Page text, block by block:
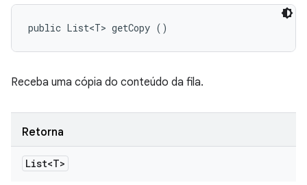
public List<T> getCopy ()
Receba uma cópia do conteúdo da fila.
Retorna
List<T>